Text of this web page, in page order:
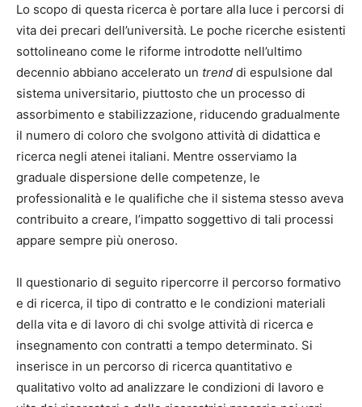
Lo scopo di questa ricerca è portare alla luce i percorsi di
vita dei precari dell’università. Le poche ricerche esistenti
sottolineano come le riforme introdotte nell’ultimo
decennio abbiano accelerato un trend di espulsione dal
sistema universitario, piuttosto che un processo di
assorbimento e stabilizzazione, riducendo gradualmente
il numero di coloro che svolgono attività di didattica e
ricerca negli atenei italiani. Mentre osserviamo la
graduale dispersione delle competenze, le
professionalità e le qualifiche che il sistema stesso aveva
contribuito a creare, l’impatto soggettivo di tali processi
appare sempre più oneroso.
Il questionario di seguito ripercorre il percorso formativo
e di ricerca, il tipo di contratto e le condizioni materiali
della vita e di lavoro di chi svolge attività di ricerca e
insegnamento con contratti a tempo determinato. Si
inserisce in un percorso di ricerca quantitativo e
qualitativo volto ad analizzare le condizioni di lavoro e